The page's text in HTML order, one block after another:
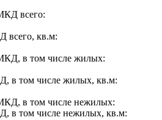
всего:
всего, кв.м:
в том числе жилых:
в том числе жилых, кв.м:
в том числе нежилых:
в том числе нежилых, кв.м: